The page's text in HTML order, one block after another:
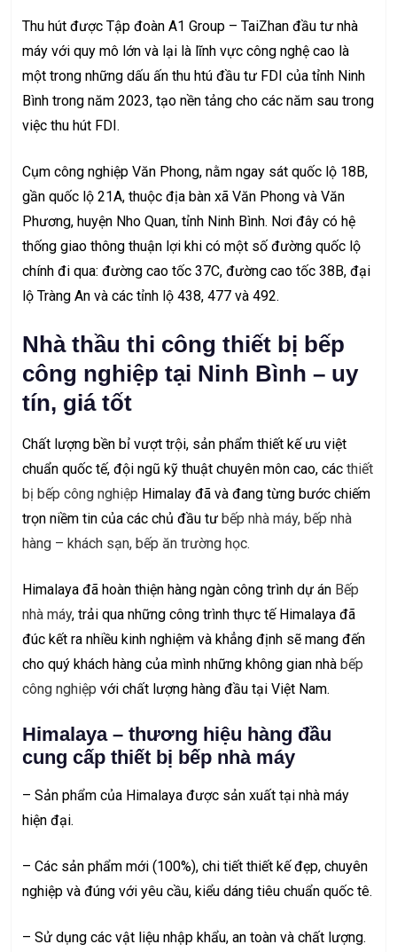
Thu hút được Tập đoàn A1 Group – TaiZhan đầu tư nhà
máy với quy mô lớn và lại là lĩnh vực công nghệ cao là
một trong những dấu ấn thu htú đầu tư FDI của tỉnh Ninh
Bình trong năm 2023, tạo nền tảng cho các năm sau trong
việc thu hút FDI.
Cụm công nghiệp Văn Phong, nằm ngay sát quốc lộ 18B,
gần quốc lộ 21A, thuộc địa bàn xã Văn Phong và Văn
Phương, huyện Nho Quan, tỉnh Ninh Bình. Nơi đây có hệ
thống giao thông thuận lợi khi có một số đường quốc lộ
chính đi qua: đường cao tốc 37C, đường cao tốc 38B, đại
lộ Tràng An và các tỉnh lộ 438, 477 và 492.
Nhà thầu thi công thiết bị bếp
công nghiệp tại Ninh Bình – uy
tín, giá tốt
Chất lượng bền bỉ vượt trội, sản phẩm thiết kế ưu việt
chuẩn quốc tế, đội ngũ kỹ thuật chuyên môn cao, các thiết
bị bếp công nghiệp Himalay đã và đang từng bước chiếm
trọn niềm tin của các chủ đầu tư bếp nhà máy, bếp nhà
hàng – khách sạn, bếp ăn trường học.
Himalaya đã hoàn thiện hàng ngàn công trình dự án Bếp
nhà máy, trải qua những công trình thực tế Himalaya đã
đúc kết ra nhiều kinh nghiệm và khẳng định sẽ mang đến
cho quý khách hàng của mình những không gian nhà bếp
công nghiệp với chất lượng hàng đầu tại Việt Nam.
Himalaya – thương hiệu hàng đầu
cung cấp thiết bị bếp nhà máy
– Sản phẩm của Himalaya được sản xuất tại nhà máy
hiện đại.
– Các sản phẩm mới (100%), chi tiết thiết kế đẹp, chuyên
nghiệp và đúng với yêu cầu, kiểu dáng tiêu chuẩn quốc tê.
– Sử dụng các vật liệu nhập khẩu, an toàn và chất lượng.